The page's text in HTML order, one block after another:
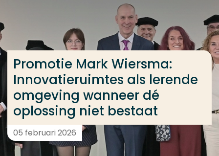
... > Promotie Mark Wiersma: Innovatieruimtes als
Promotie Mark Wiersma:
Innovatieruimtes als lerende
omgeving wanneer dé
oplossing niet bestaat
05 februari 2026
Veel gezocht
Opleiding
Contact